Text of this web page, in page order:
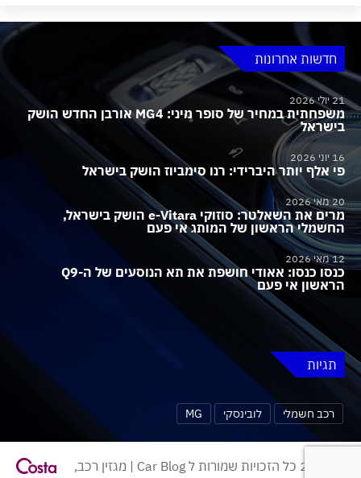
חדשות אחרונות
21 יולי 2026
משפחתית במחיר של סופר מיני: MG4 אורבן החדש הושק
בישראל
16 יוני 2026
פי אלף יותר היברידי: רנו סימביוז הושק בישראל
20 מאי 2026
מרים את השאלטר: סוזוקי e-Vitara הושק בישראל,
החשמלי הראשון של המותג אי פעם
12 מאי 2026
כנסו כנסו: אאודי חושפת את תא הנוסעים של ה-Q9
הראשון אי פעם
תגיות
רכב חשמלי לובינסקי MG
© 2026 כל הזכויות שמורות ל Car Blog | מגזין רכב,